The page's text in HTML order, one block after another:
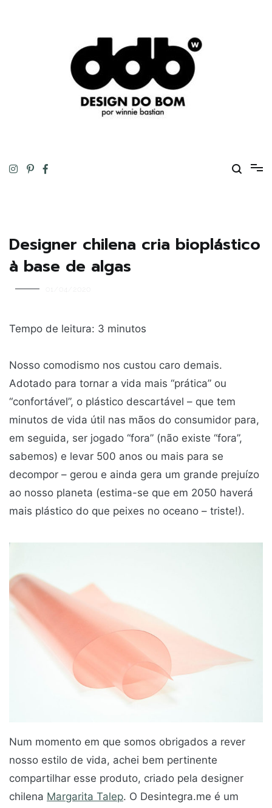
Designer chilena cria bioplástico
à base de algas
01/04/2020
Tempo de leitura: 3 minutos
Nosso comodismo nos custou caro demais.
Adotado para tornar a vida mais “prática” ou
“confortável”, o plástico descartável – que tem
minutos de vida útil nas mãos do consumidor para,
em seguida, ser jogado “fora” (não existe “fora”,
sabemos) e levar 500 anos ou mais para se
decompor – gerou e ainda gera um grande prejuízo
ao nosso planeta (estima-se que em 2050 haverá
mais plástico do que peixes no oceano – triste!).
Num momento em que somos obrigados a rever
nosso estilo de vida, achei bem pertinente
compartilhar esse produto, criado pela designer
chilena Margarita Talep. O Desintegra.me é um